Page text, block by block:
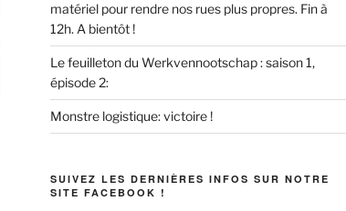
matériel pour rendre nos rues plus propres. Fin à
12h. A bientôt !
Le feuilleton du Werkvennootschap : saison 1,
épisode 2:
Monstre logistique: victoire !
SUIVEZ LES DERNIÈRES INFOS SUR NOTRE
SITE FACEBOOK !